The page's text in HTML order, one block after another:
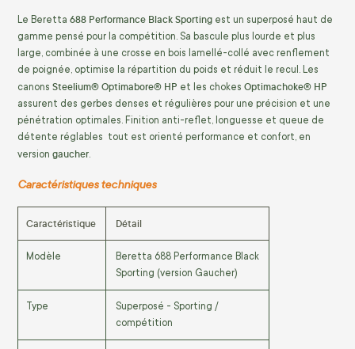
Le Beretta 688 Performance Black Sporting est un superposé haut de
gamme pensé pour la compétition. Sa bascule plus lourde et plus
large, combinée à une crosse en bois lamellé-collé avec renflement
de poignée, optimise la répartition du poids et réduit le recul. Les
canons Steelium® Optimabore® HP et les chokes Optimachoke® HP
assurent des gerbes denses et régulières pour une précision et une
pénétration optimales. Finition anti-reflet, longuesse et queue de
détente réglables tout est orienté performance et confort, en
version gaucher.
Caractéristiques techniques
Caractéristique Détail
Modèle
Beretta 688 Performance Black
Sporting (version Gaucher)
Type
Superposé - Sporting /
compétition